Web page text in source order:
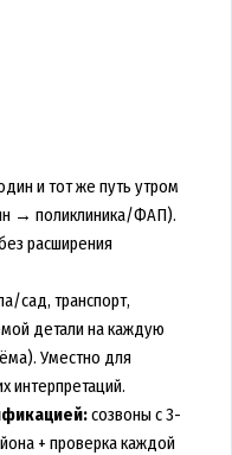
и тот же путь утром
→ поликлиника/ФАП).
расширения
сад, транспорт,
детали на каждую
Уместно для
интерпретаций.
созвоны с 3-
+ проверка каждой